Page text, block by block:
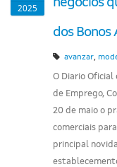
2025
dos Bonos
avanzar
O Diario Oficial
de Emprego,
20 de maio o
comerciais
principal